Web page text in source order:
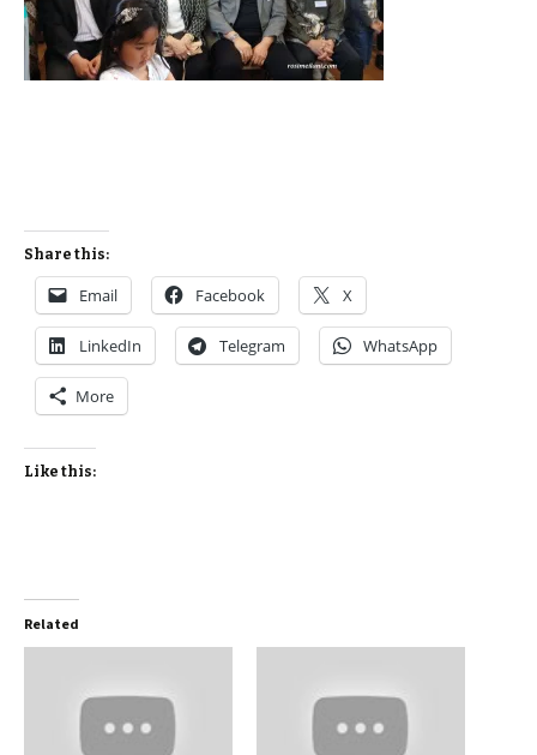
Share this:
Email Facebook X
LinkedIn Telegram WhatsApp
More
Like this:
Related